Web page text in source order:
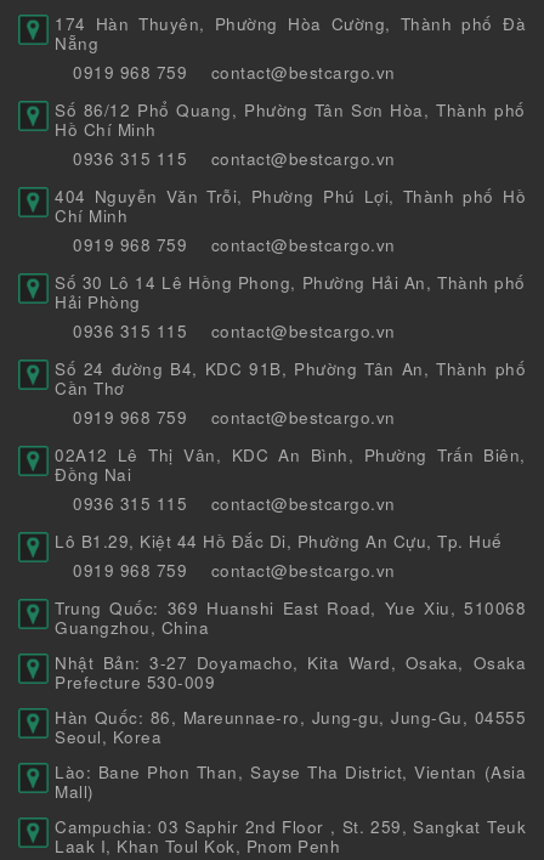
174 Hàn Thuyên, Phường Hòa Cường, Thành phố Đà
Nẵng
0919 968 759
contact@bestcargo.vn
Số 86/12 Phổ Quang, Phường Tân Sơn Hòa, Thành phố
Hồ Chí Minh
0936 315 115
contact@bestcargo.vn
404 Nguyễn Văn Trỗi, Phường Phú Lợi, Thành phố Hồ
Chí Minh
0919 968 759
contact@bestcargo.vn
Số 30 Lô 14 Lê Hồng Phong, Phường Hải An, Thành phố
Hải Phòng
0936 315 115
contact@bestcargo.vn
Số 24 đường B4, KDC 91B, Phường Tân An, Thành phố
Cần Thơ
0919 968 759
contact@bestcargo.vn
02A12 Lê Thị Vân, KDC An Bình, Phường Trấn Biên,
Đồng Nai
0936 315 115
contact@bestcargo.vn
Lô B1.29, Kiệt 44 Hồ Đắc Di, Phường An Cựu, Tp. Huế
0919 968 759
contact@bestcargo.vn
Trung Quốc: 369 Huanshi East Road, Yue Xiu, 510068
Guangzhou, China
Nhật Bản: 3-27 Doyamacho, Kita Ward, Osaka, Osaka
Prefecture 530-009
Hàn Quốc: 86, Mareunnae-ro, Jung-gu, Jung-Gu, 04555
Seoul, Korea
Lào: Bane Phon Than, Sayse Tha District, Vientan (Asia
Mall)
Campuchia: 03 Saphir 2nd Floor , St. 259, Sangkat Teuk
Laak I, Khan Toul Kok, Pnom Penh